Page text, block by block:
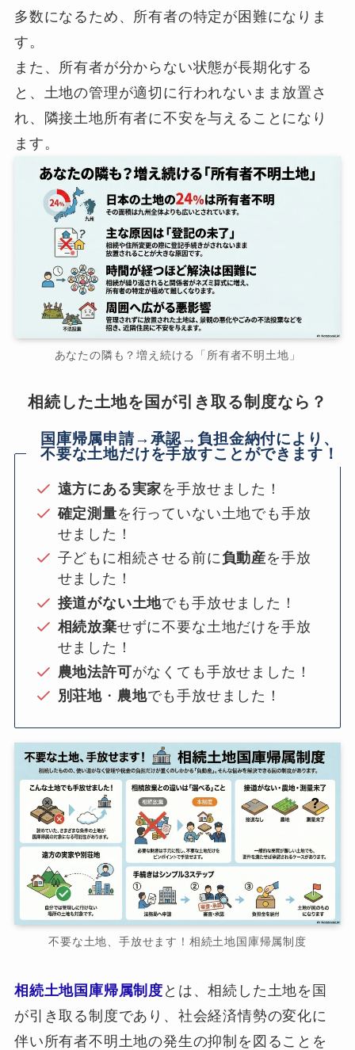
多数になるため、所有者の特定が困難になりま
す。
また、所有者が分からない状態が長期化する
と、土地の管理が適切に行われないまま放置さ
れ、隣接土地所有者に不安を与えることになり
ます。
あなたの隣も？増え続ける「所有者不明土地」
相続した土地を国が引き取る制度なら？
国庫帰属申請→承認→負担金納付により、
不要な土地だけを手放すことができます！
遠方にある実家を手放せました！
確定測量を行っていない土地でも手放
せました！
子どもに相続させる前に負動産を手放
せました！
接道がない土地でも手放せました！
相続放棄せずに不要な土地だけを手放
せました！
農地法許可がなくても手放せました！
別荘地 ・ 農地でも手放せました！
不要な土地、手放せます！相続土地国庫帰属制度
相続土地国庫帰属制度 とは、相続した土地を国
が引き取る制度であり、社会経済情勢の変化に
伴い所有者不明土地の発生の抑制を図ることを